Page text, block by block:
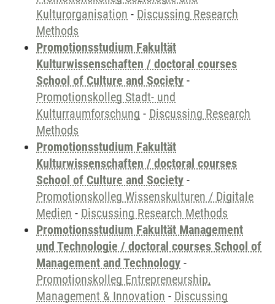
Kulturorganisation - Discussing Research
Methods
Promotionsstudium Fakultät
Kulturwissenschaften / doctoral courses
School of Culture and Society -
Promotionskolleg Stadt- und
Kulturraumforschung - Discussing Research
Methods
Promotionsstudium Fakultät
Kulturwissenschaften / doctoral courses
School of Culture and Society -
Promotionskolleg Wissenskulturen / Digitale
Medien - Discussing Research Methods
Promotionsstudium Fakultät Management
und Technologie / doctoral courses School of
Management and Technology -
Promotionskolleg Entrepreneurship,
Management & Innovation - Discussing